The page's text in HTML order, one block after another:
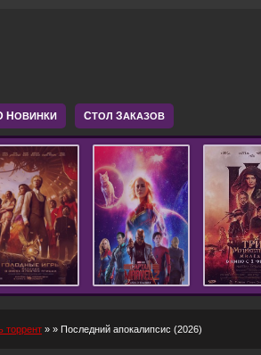
НОВИНКИ СТОЛ ЗАКАЗОВ
торрент » » Последний апокалипсис (2026)